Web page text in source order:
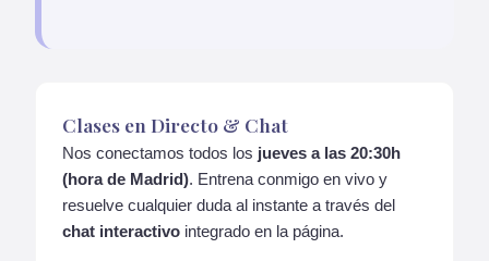
Clases en Directo & Chat
Nos conectamos todos los jueves a las 20:30h
(hora de Madrid). Entrena conmigo en vivo y
resuelve cualquier duda al instante a través del
chat interactivo integrado en la página.